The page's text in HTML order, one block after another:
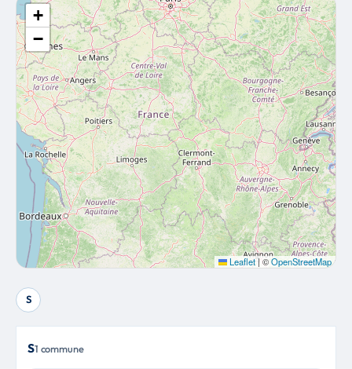
+
−
Leaflet| ©OpenStreetMap
S
S1 commune